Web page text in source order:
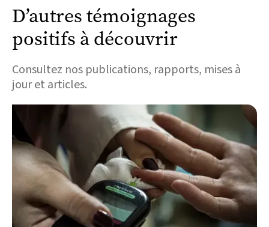
D’autres témoignages
positifs à découvrir
Consultez nos publications, rapports, mises à
jour et articles.